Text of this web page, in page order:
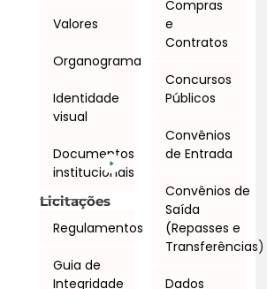
Valores
Organograma
Identidade
visual
Documentos
institucionais
Licitações
Regulamentos
Guia de
Integridade
Compras
e
Contratos
Concursos
Públicos
Convênios
de Entrada
Convênios de
Saída
(Repasses e
Transferências)
Dados